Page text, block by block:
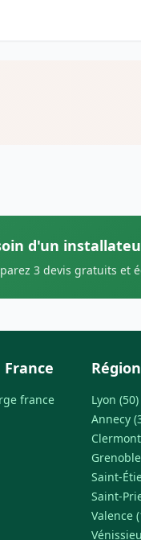
d'un
3 devis gratuits et
France
france
Lyon (50)
Annecy
Saint-
Saint-
Valence